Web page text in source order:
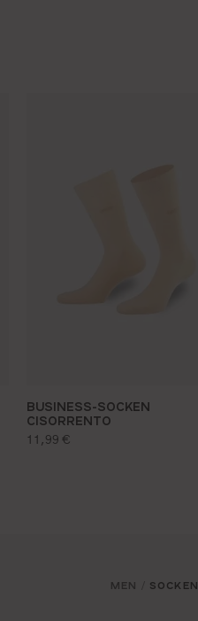
BUSINESS-SOCKEN
CISORRENTO
regulärer preis:
11,99 €
MEN SOCKEN